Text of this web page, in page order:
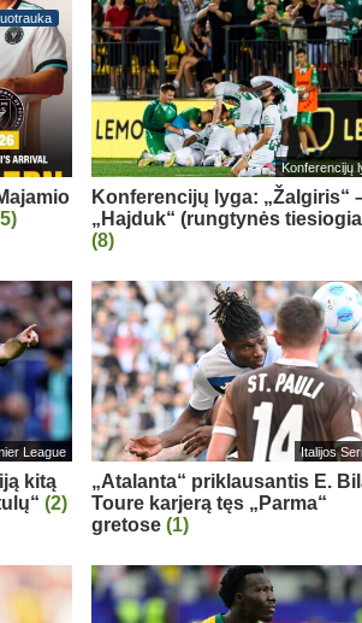
Konferencijų
Konferencijų lyga: „Žalgiris“
„Hajduk“ (rungtynės
(8)
League
kitą
(2)
Italijos
„Atalanta“ priklausantis E.
Toure karjerą tęs „Parma“
gretose(1)